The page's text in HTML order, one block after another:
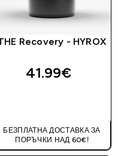
Recovery - HYROX
41.99€‎
БЕЗПЛАТНА ДОСТАВКА ЗА
ПОРЪЧКИ НАД 60€!